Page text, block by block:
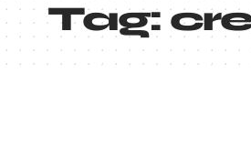
Tag: